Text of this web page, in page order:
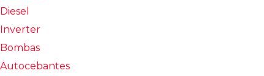
Diesel
Inverter
Bombas
Autocebantes